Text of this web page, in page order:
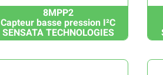
8MPP2
Capteur basse pression I²C
SENSATA TECHNOLOGIES